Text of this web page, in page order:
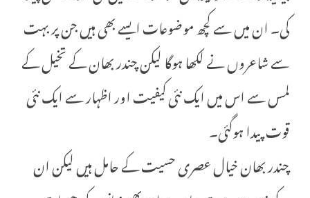
کی۔ ان میں سے کچھ موضوعات ایسے بھی ہیں جن پر بہت
سے شاعروں نے لکھا ہوگا لیکن چندر بھان کے تخیل کے
لمس سے اس میں ایک نئی کیفیت اور اظہار سے ایک نئی
قوت پیدا ہوگئی۔
چندر بھان خیال عصری حسیت کے حامل ہیں لیکن ان